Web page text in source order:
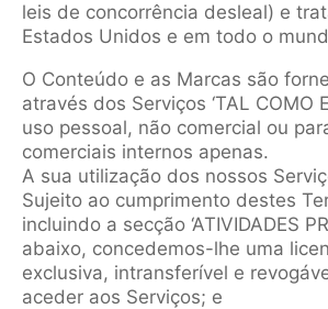
leis de concorrência desleal) e
Estados Unidos e em todo o
O Conteúdo e as Marcas são
através dos Serviços ‘TAL COMO
uso pessoal, não comercial ou
comerciais internos apenas.
A sua utilização dos nossos
Sujeito ao cumprimento destes
incluindo a secção ‘ATIVIDADES
abaixo, concedemos-lhe uma
exclusiva, intransferível e
aceder aos Serviços; e